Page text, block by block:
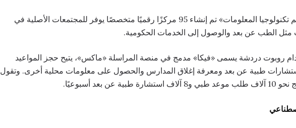
ففي إطار مشروع «مخيم تكنولوجيا المعلومات» تم إنشاء 95 مركزًا رقميًا متخصصًا يوفر للمجتمعات الأصلية في
مثل الطب عن بعد والوصول إلى الخدمات الحكومية.
روبوت دردشة يسمى «فيكا» مدمج في منصة المراسلة «ماكس»، يتيح حجز المواعيد
طبية عن بعد ومعرفة إغلاق المدارس والحصول على معلومات محلية أخرى. وتقول
بعد أسبوعيًا.